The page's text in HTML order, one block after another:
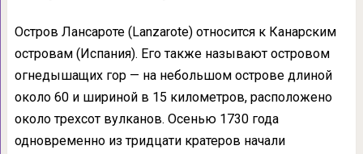
Остров Лансароте (Lanzarote) относится к Канарским
островам (Испания). Его также называют островом
огнедышащих гор — на небольшом острове длиной
около 60 и шириной в 15 километров, расположено
около трехсот вулканов. Осенью 1730 года
одновременно из тридцати кратеров начали